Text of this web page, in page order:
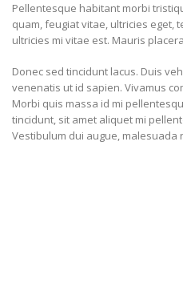
Pellentesque habitant morbi
quam, feugiat vitae, ultricies eget,
ultricies mi vitae est. Mauris
Donec sed tincidunt lacus. Duis
venenatis ut id sapien. Vivamus
Morbi quis massa id mi
tincidunt, sit amet aliquet mi
Vestibulum dui augue, malesuada